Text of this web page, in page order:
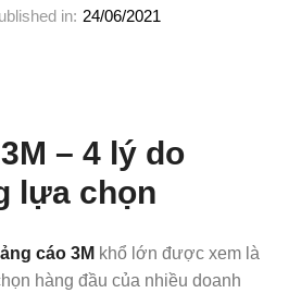
in: 24/06/2021
– 4 lý do
lựa chọn
cáo 3M khổ lớn được xem là
hàng đầu của nhiều doanh